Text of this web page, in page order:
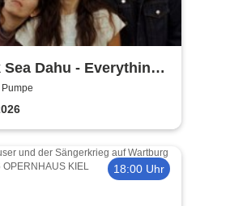
Sea Dahu - Everything
18:00 Uhr